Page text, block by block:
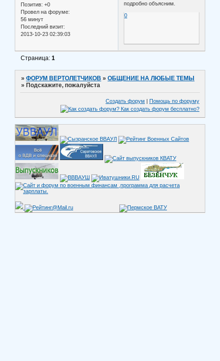
Позитив: +0
Провел на форуме:
56 минут
Последний визит:
2013-10-23 02:39:03
подробно объясним.
0
Страница:1
»ФОРУМ ВЕРТОЛЕТЧИКОВ »ОБЩЕНИЕ НА ЛЮБЫЕ ТЕМЫ
» Подскажите, пожалуйста
Создать форум | Помощь по форуму